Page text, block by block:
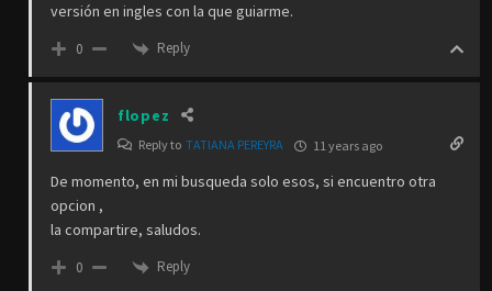
versión en ingles con la que guiarme.
0 Reply
flopez
Reply to TATIANA PEREYRA 11 years ago
De momento, en mi busqueda solo esos, si encuentro otra
opcion ,
la compartire, saludos.
0 Reply